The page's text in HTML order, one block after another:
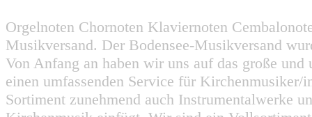
Orgelnoten Chornoten Klaviernoten
Musikversand. Der Bodensee-Musikversand
Von Anfang an haben wir uns auf das große
einen umfassenden Service für
Sortiment zunehmend auch Instrumentalwerke